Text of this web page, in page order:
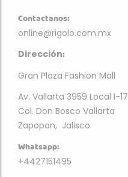
Contactanos:
online@rigolo.com.mx
Dirección:
Gran Plaza Fashion Mall
Av. Vallarta 3959 Local I-17
Col. Don Bosco Vallarta
Zapopan, Jalisco
Whatsapp:
+4427151495